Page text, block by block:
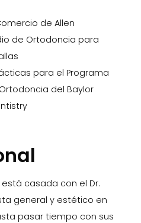
de Allen
de Ortodoncia para
para el Programa
del Baylor
está casada con el Dr.
general y estético en
pasar tiempo con sus